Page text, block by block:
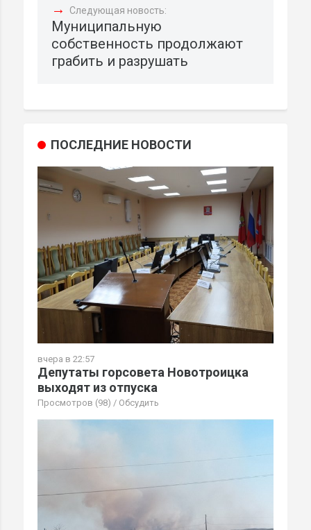
→ Следующая новость:
Муниципальную
собственность продолжают
грабить и разрушать
ПОСЛЕДНИЕ НОВОСТИ
вчера в 22:57
Депутаты горсовета Новотроицка
выходят из отпуска
Просмотров (98) / Обсудить